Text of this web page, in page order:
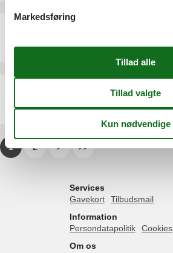
4 personer
4 personer
1 2 > >>
Services
Gavekort
Tilbudsmail
Information
Persondatapolitik
Cookies
Om os
Markedsføring